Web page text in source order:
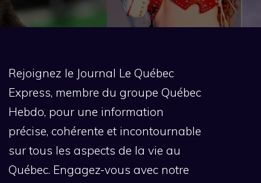
Rejoignez le Journal Le Québec
Express, membre du groupe Québec
Hebdo, pour une information
précise, cohérente et incontournable
sur tous les aspects de la vie au
Québec. Engagez-vous avec notre